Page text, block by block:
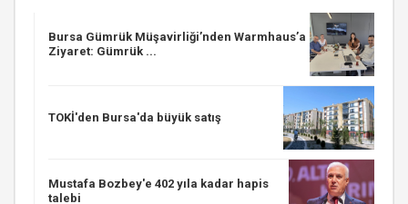
Bursa Gümrük Müşavirliği’nden Warmhaus’a
Ziyaret: Gümrük ...
TOKİ'den Bursa'da büyük satış
Mustafa Bozbey'e 402 yıla kadar hapis
talebi